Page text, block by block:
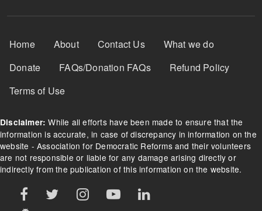
Footer Menu
Home About Contact Us
What we do
Donate
FAQs/Donation FAQs
Refund Policy
Terms of Use
Disclaimer: While all efforts have been made to ensure that the
information is accurate, in case of discrepancy in information on the
website - Association for Democratic Reforms and their volunteers
are not responsible or liable for any damage arising directly or
indirectly from the publication of this information on the website.